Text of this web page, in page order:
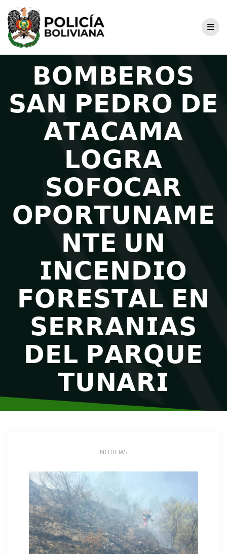
𝗕𝗢𝗠𝗕𝗘𝗥𝗢𝗦
𝗦𝗔𝗡 𝗣𝗘𝗗𝗥𝗢 𝗗𝗘
𝗔𝗧𝗔𝗖𝗔𝗠𝗔
𝗟𝗢𝗚𝗥𝗔
𝗦𝗢𝗙𝗢𝗖𝗔𝗥
𝗢𝗣𝗢𝗥𝗧𝗨𝗡𝗔𝗠𝗘
𝗡𝗧𝗘 𝗨𝗡
𝗜𝗡𝗖𝗘𝗡𝗗𝗜𝗢
𝗙𝗢𝗥𝗘𝗦𝗧𝗔𝗟 𝗘𝗡
𝗦𝗘𝗥𝗥𝗔𝗡𝗜𝗔𝗦
𝗗𝗘𝗟 𝗣𝗔𝗥𝗤𝗨𝗘
𝗧𝗨𝗡𝗔𝗥𝗜
NOTICIAS